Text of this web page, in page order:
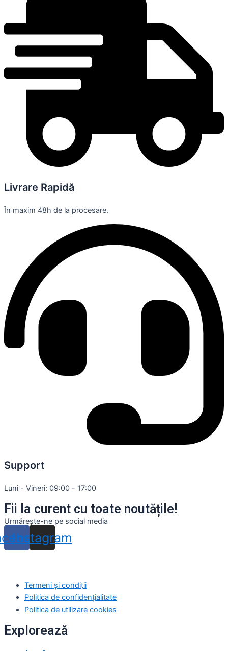
Livrare Rapidă
În maxim 48h de la procesare.
Support
Luni - Vineri: 09:00 - 17:00
Fii la curent cu toate noutățile!
Urmărește-ne pe social media
Instagram
Termeni și condiții
Politica de confidențialitate
Politica de utilizare cookies
Explorează